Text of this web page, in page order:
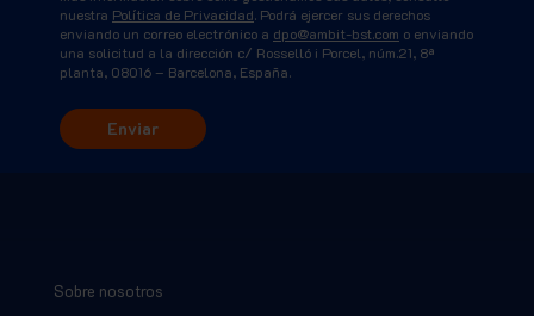
nuestra Política de Privacidad. Podrá ejercer sus derechos
enviando un correo electrónico a dpo@ambit-bst.com o enviando
una solicitud a la dirección c/ Rosselló i Porcel, núm.21, 8ª
planta, 08016 – Barcelona, España.
Sobre nosotros